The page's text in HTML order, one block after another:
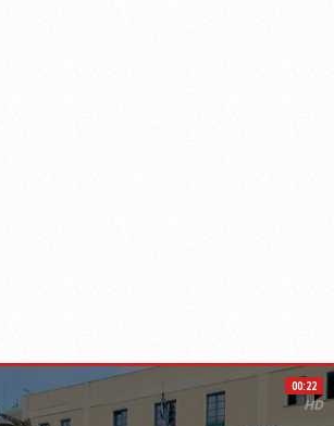
00:22
HD